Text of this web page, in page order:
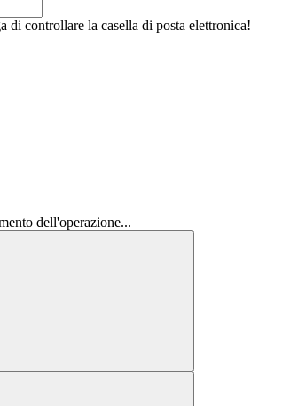
di controllare la casella di posta elettronica!
dell'operazione...